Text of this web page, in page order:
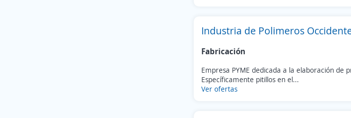
Industria de Polimeros
Fabricación
Empresa PYME dedicada a la elaboración de
Específicamente pitillos en el...
Ver ofertas